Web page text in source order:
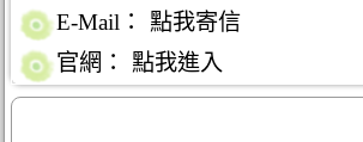
E-Mail：
點我寄信
官網：
點我進入